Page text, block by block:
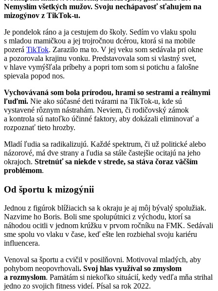
Nemyslím všetkých mužov. Svoju nechápavosť sťahujem na
mizogýnov z TikTok-u.
Je pondelok ráno a ja cestujem do školy. Sedím vo vlaku spolu
s mladou mamičkou a jej trojročnou dcérou, ktorá si na mobile
pozerá TikTok. Zarazilo ma to. V jej veku som sedávala pri okne
a pozorovala krajinu vonku. Predstavovala som si vlastný svet,
v hlave vymýšľala príbehy a popri tom som si potichu a falošne
spievala popod nos.
Vychovávaná som bola prírodou, hrami so sestrami a reálnymi
ľuďmi. Nie ako súčasné deti tvárami na TikTok-u, kde sú
vystavené rôznym nástrahám. Neviem, či rodičovský zámok
a kontrola sú natoľko účinné faktory, aby dokázali eliminovať a
rozpoznať tieto hrozby.
Mladí ľudia sa radikalizujú. Každé spektrum, či už politické alebo
názorové, má dve strany a ľudia sa stále častejšie ocitajú na jeho
okrajoch. Stretnúť sa niekde v strede, sa stáva čoraz väčším
problémom.
Od športu k mizogýnii
Jednou z figúrok blížiacich sa k okraju je aj môj bývalý spolužiak.
Nazvime ho Boris. Boli sme spolupútnici z východu, ktorí sa
náhodou ocitli v jednom krúžku v prvom ročníku na FMK. Sedávali
sme spolu vo vlaku v čase, keď ešte len rozbiehal svoju kariéru
influencera.
Venoval sa športu a cvičil v posilňovni. Motivoval mladých, aby
pohybom neopovrhovali. Svoj hlas využíval so zmyslom
a rozmyslom. Pamätám si niekoľko situácií, kedy vedľa mňa strihal
jedno zo svojich fitness videí. Písal sa rok 2022.